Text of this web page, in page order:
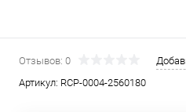
Отзывов: 0
Артикул: RCP-0004-2560180